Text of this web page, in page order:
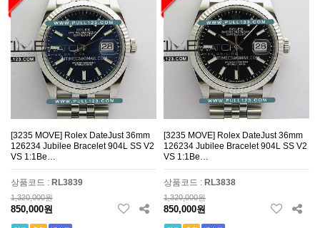
[3235 MOVE] Rolex DateJust 36mm
126234 Jubilee Bracelet 904L SS V2
VS 1:1Be…
상품코드 : RL3839
1,320,000원
850,000원
[3235 MOVE] Rolex DateJust 36mm
126234 Jubilee Bracelet 904L SS V2
VS 1:1Be…
상품코드 : RL3838
1,320,000원
850,000원